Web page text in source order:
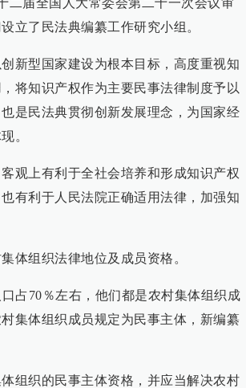
二届全国人大常委会第二十一次会议审
立了民法典编纂工作研究小组。
新型国家建设为根本目标，高度重视知
将知识产权作为主要民事法律制度予以
是民法典贯彻创新发展理念，为国家经
。
观上有利于全社会培养和形成知识产权
有利于人民法院正确适用法律，加强知
体组织法律地位及成员资格。
占70％左右，他们都是农村集体组织成
集体组织成员规定为民事主体，新编纂
组织的民事主体资格，并应当解决农村